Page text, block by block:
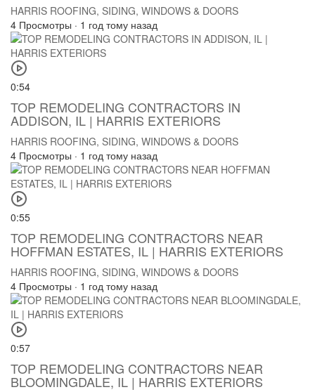
HARRIS ROOFING, SIDING, WINDOWS & DOORS
4 Просмотры · 1 год тому назад
0:54
TOP REMODELING CONTRACTORS IN
ADDISON, IL | HARRIS EXTERIORS
HARRIS ROOFING, SIDING, WINDOWS & DOORS
4 Просмотры · 1 год тому назад
0:55
TOP REMODELING CONTRACTORS NEAR
HOFFMAN ESTATES, IL | HARRIS EXTERIORS
HARRIS ROOFING, SIDING, WINDOWS & DOORS
4 Просмотры · 1 год тому назад
0:57
TOP REMODELING CONTRACTORS NEAR
BLOOMINGDALE, IL | HARRIS EXTERIORS